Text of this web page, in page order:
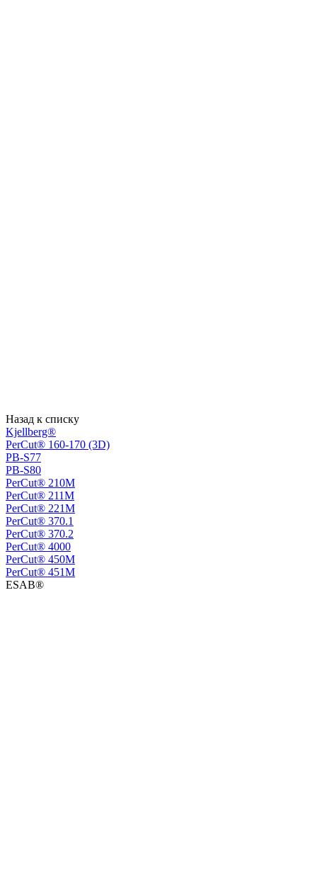
Назад к списку
Kjellberg®
PerCut® 160-170 (3D)
PB-S77
PB-S80
PerСut® 210M
PerСut® 211M
PerСut® 221M
PerСut® 370.1
PerСut® 370.2
PerСut® 4000
PerСut® 450M
PerСut® 451M
ESAB®